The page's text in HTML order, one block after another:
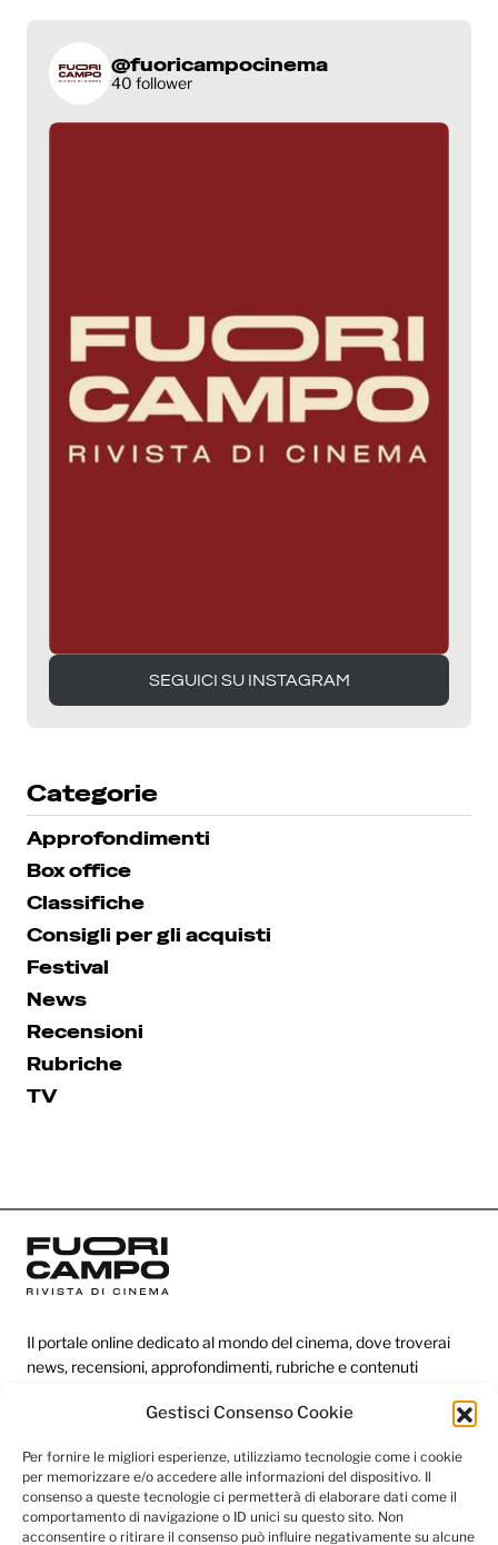
Gestisci Consenso Cookie
Per fornire le migliori esperienze, utilizziamo tecnologie come i cookie
per memorizzare e/o accedere alle informazioni del dispositivo. Il
consenso a queste tecnologie ci permetterà di elaborare dati come il
comportamento di navigazione o ID unici su questo sito. Non
acconsentire o ritirare il consenso può influire negativamente su alcune
@fuoricampocinema
40 follower
SEGUICI SU INSTAGRAM
Categorie
Approfondimenti
Box office
Classifiche
Consigli per gli acquisti
Festival
News
Recensioni
Rubriche
TV
Il portale online dedicato al mondo del cinema, dove troverai
news, recensioni, approfondimenti, rubriche e contenuti
Redazione
Categorie